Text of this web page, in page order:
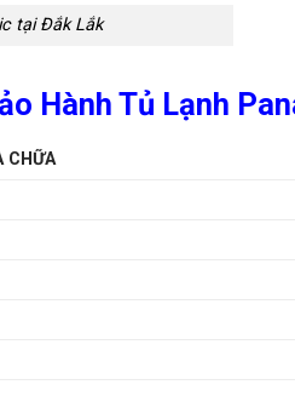
tại Đắk Lắk
Hành Tủ Lạnh
CHỮA